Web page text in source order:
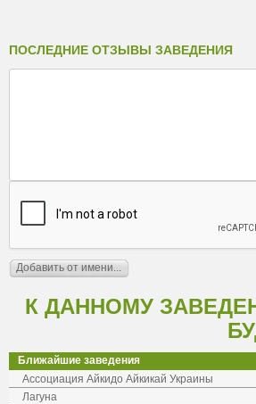
ПОСЛЕДНИЕ ОТЗЫВЫ ЗАВЕДЕНИЯ
К ДАННОМУ
Ближайшие заведения
Ассоциация Айкидо Айкикай Украины
Лагуна